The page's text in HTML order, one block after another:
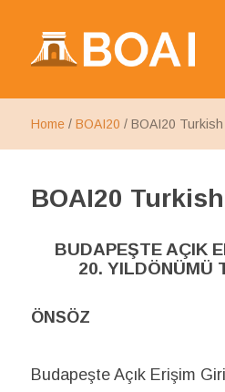
Home/BOAI20 /BOAI20
BOAI20
BUDAPEŞTE AÇIK
20. YILDÖNÜMÜ
ÖNSÖZ
Budapeşte Açık Erişim